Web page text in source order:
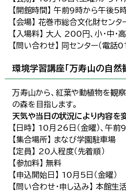
【開館時間】 午前9時から午後5
【会場】 花巻市総合文化財センタ
【入場料】 大人 200円、小・中
【問い合わせ】 同センター（電
環境学習講座「万寿山の自然
万寿山から、紅葉や動植物を観
の森を目指します。
天気や当日の状況により内容を
【日時】 10月26日（金曜）、午
【集合場所】 まなび学園駐車場
【定員】 20人程度（先着順）
【参加料】 無料
【申込開始日】 10月5日（金曜）
【問い合わせ・申し込み】 本館